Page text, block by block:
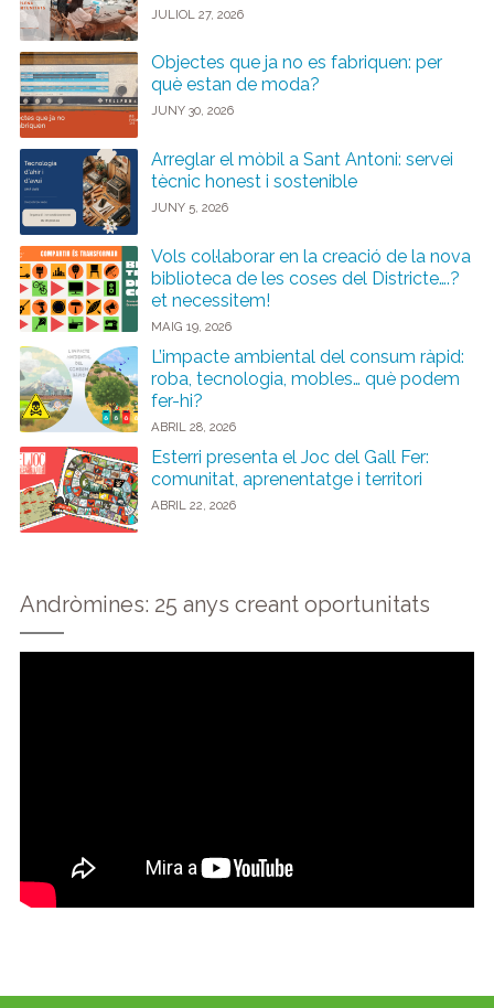
JULIOL 27, 2026
Objectes que ja no es fabriquen: per
què estan de moda?
JUNY 30, 2026
Arreglar el mòbil a Sant Antoni: servei
tècnic honest i sostenible
JUNY 5, 2026
Vols col·laborar en la creació de la nova
biblioteca de les coses del Districte….?
et necessitem!
MAIG 19, 2026
L’impacte ambiental del consum ràpid:
roba, tecnologia, mobles… què podem
fer-hi?
ABRIL 28, 2026
Esterri presenta el Joc del Gall Fer:
comunitat, aprenentatge i territori
ABRIL 22, 2026
Andròmines: 25 anys creant oportunitats